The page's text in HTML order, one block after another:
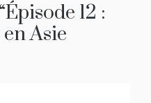
Épisode 12 :
Asie